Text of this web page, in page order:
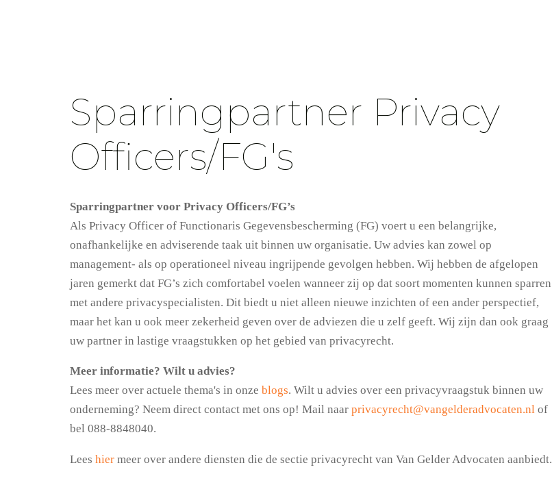
Sparringpartner Privacy
Officers/FG's
Sparringpartner voor Privacy Officers/FG’s
Als Privacy Officer of Functionaris Gegevensbescherming (FG) voert u een belangrijke,
onafhankelijke en adviserende taak uit binnen uw organisatie. Uw advies kan zowel op
management- als op operationeel niveau ingrijpende gevolgen hebben. Wij hebben de afgelopen
jaren gemerkt dat FG’s zich comfortabel voelen wanneer zij op dat soort momenten kunnen sparren
met andere privacyspecialisten. Dit biedt u niet alleen nieuwe inzichten of een ander perspectief,
maar het kan u ook meer zekerheid geven over de adviezen die u zelf geeft. Wij zijn dan ook graag
uw partner in lastige vraagstukken op het gebied van privacyrecht.
Meer informatie? Wilt u advies?
Lees meer over actuele thema's in onze blogs. Wilt u advies over een privacyvraagstuk binnen uw
onderneming? Neem direct contact met ons op! Mail naar privacyrecht@vangelderadvocaten.nl of
bel 088-8848040.
Lees hier meer over andere diensten die de sectie privacyrecht van Van Gelder Advocaten aanbiedt.